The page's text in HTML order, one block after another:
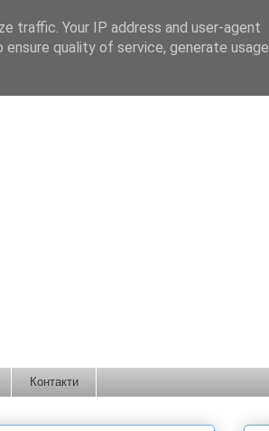
Контакти
traffic. Your IP address and user-agent
quality of service, generate usage